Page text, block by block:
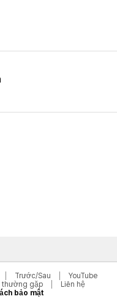
Trước/Sau
YouTube
thường gặp
Liên hệ
bảo mật